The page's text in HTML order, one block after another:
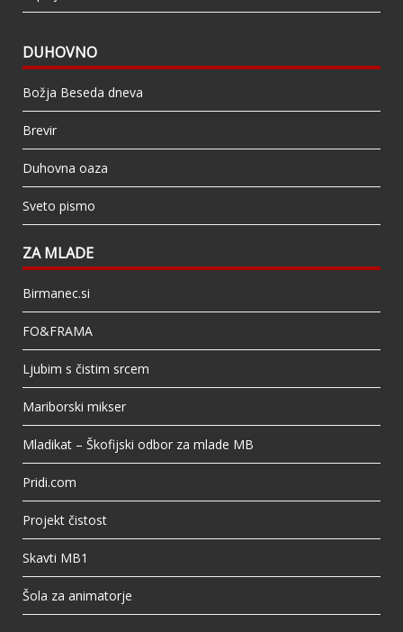
DUHOVNO
Božja Beseda dneva
Brevir
Duhovna oaza
Sveto pismo
ZA MLADE
Birmanec.si
FO&FRAMA
Ljubim s čistim srcem
Mariborski mikser
Mladikat – Škofijski odbor za mlade MB
Pridi.com
Projekt čistost
Skavti MB1
Šola za animatorje